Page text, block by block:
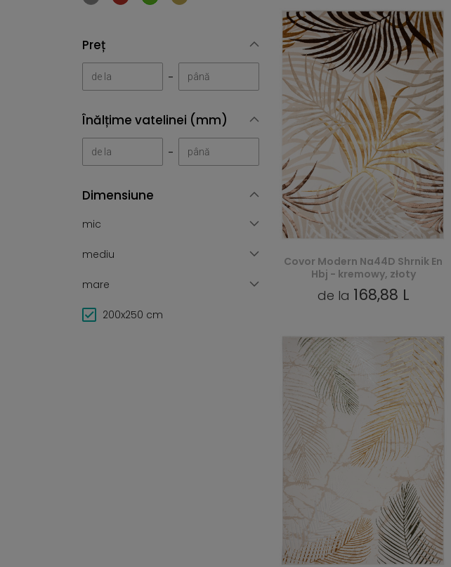
Preț
-
Înălțime vatelinei (mm)
-
Dimensiune
mic
mediu
mare
200x250 cm
Covor Modern Na44D Shrnik En
Hbj - kremowy, złoty
de la 168,88 L